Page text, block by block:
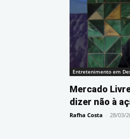
Entretenimento em
Mercado
dizer não à
Rafha Costa - 28/03/